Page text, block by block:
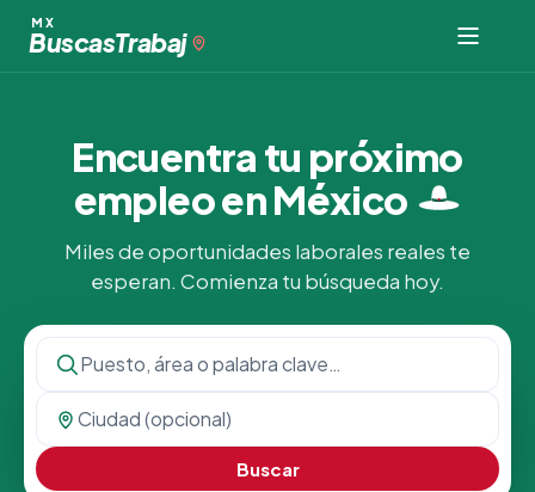
MX
BuscasTrabaj
Encuentra tu próximo
empleo enMéxico
Miles de oportunidades laborales reales te
esperan. Comienza tu búsqueda hoy.
Buscar